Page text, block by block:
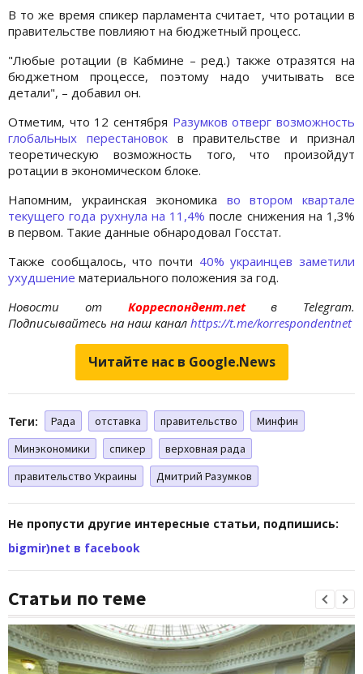
В то же время спикер парламента считает, что ротации в
правительстве повлияют на бюджетный процесс.
"Любые ротации (в Кабмине – ред.) также отразятся на
бюджетном процессе, поэтому надо учитывать все
детали", – добавил он.
Отметим, что 12 сентября Разумков отверг возможность
глобальных перестановокв правительстве и признал
теоретическую возможность того, что произойдут
ротации в экономическом блоке.
Напомним, украинская экономика во втором квартале
текущего года рухнула на 11,4% после снижения на 1,3%
в первом. Такие данные обнародовал Госстат.
Также сообщалось, что почти 40% украинцев заметили
ухудшение материального положения за год.
Новости отКорреспондент.netв Telegram.
Подписывайтесь на наш канал https://t.me/korrespondentnet
Читайте нас в Google.News
Теги: Рада отставка правительство
Минфин
Минэкономики
спикер
верховная рада
правительство Украины
Дмитрий Разумков
Не пропусти другие интересные статьи, подпишись:
bigmir)net в facebook
Статьи по теме